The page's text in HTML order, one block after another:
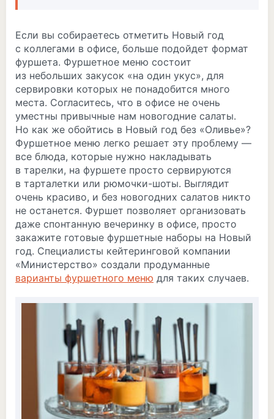
Если вы собираетесь отметить Новый год
с коллегами в офисе, больше подойдет формат
фуршета. Фуршетное меню состоит
из небольших закусок «на один укус», для
сервировки которых не понадобится много
места. Согласитесь, что в офисе не очень
уместны привычные нам новогодние салаты.
Но как же обойтись в Новый год без «Оливье»?
Фуршетное меню легко решает эту проблему —
все блюда, которые нужно накладывать
в тарелки, на фуршете просто сервируются
в тарталетки или рюмочки-шоты. Выглядит
очень красиво, и без новогодних салатов никто
не останется. Фуршет позволяет организовать
даже спонтанную вечеринку в офисе, просто
закажите готовые фуршетные наборы на Новый
год. Специалисты кейтеринговой компании
«Министерство» создали продуманные
варианты фуршетного меню для таких случаев.